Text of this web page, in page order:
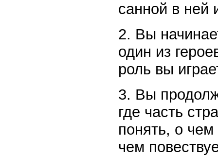
санной в ней
2. Вы
один из
роль вы
3. Вы
где часть
понять, о
чем